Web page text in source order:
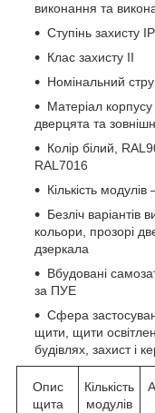
виконання та
Ступінь захисту
Клас захисту II
Номінальний
Матеріал
дверцята та
Колір білий,
RAL7016
Кількість
Безліч варіантів
кольори, прозорі
дзеркала
Вбудовані
за ПУЕ
Сфера
щити, щити
будівлях, захист і
Опис
щита
Кількість
модулів